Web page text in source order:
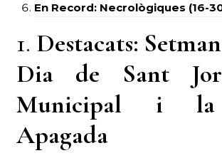
En Record: Necrològiques (16-
1. Destacats:
Dia de Sant
Municipal i
Apagada